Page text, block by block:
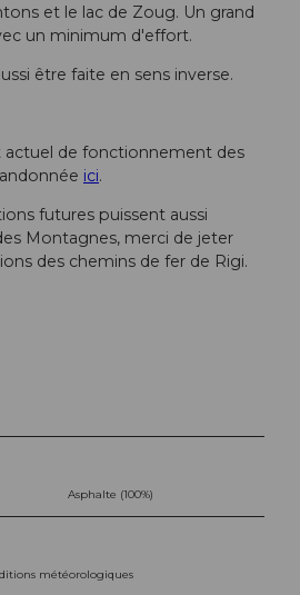
et le lac de Zoug. Un grand
un minimum d'effort.
être faite en sens inverse.
actuel de fonctionnement des
ici.
futures puissent aussi
Montagnes, merci de jeter
des chemins de fer de Rigi.
Asphalte (100%)
météorologiques